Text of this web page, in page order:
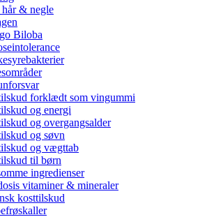
& negle
Biloba
forklædt som vingummi
og energi
og overgangsalder
og søvn
og vægttab
til børn
ingredienser
vitaminer & mineraler
kosttilskud